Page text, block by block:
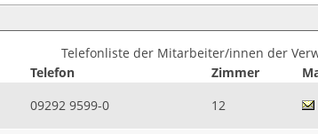
Telefonliste der Mitarbeiter/innen der
Telefon Zimmer
09292 9599-0 12